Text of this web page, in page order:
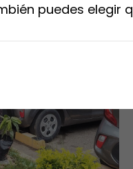
puedes elegir